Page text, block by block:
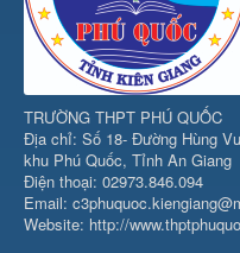
TRƯỜNG THPT PHÚ QUỐC
Địa chỉ: Số 18- Đường Hùng
khu Phú Quốc, Tỉnh An Giang
Điện thoại: 02973.846.094
Email:
Website: http://